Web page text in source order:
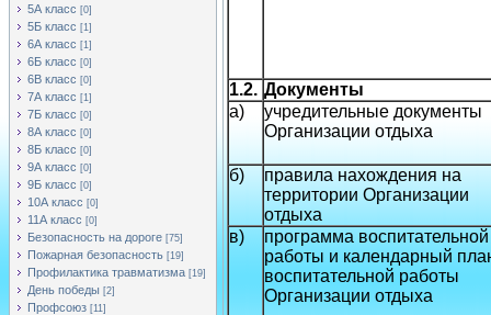
5А класс [0]
5Б класс [1]
6А класс [1]
6Б класс [0]
6В класс [0]
7А класс [1]
7Б класс [0]
8А класс [0]
8Б класс [0]
9А класс [0]
9Б класс [0]
10А класс [0]
11А класс [0]
Безопасность на дороге [75]
Пожарная безопасность [19]
Профилактика травматизма [19]
День победы [2]
Профсоюз [11]
1.2. Документы
а)
учредительные документы
Организации отдыха
б)
правила нахождения на
территории Организации
отдыха
в)
программа воспитательной
работы и календарный
воспитательной работы
Организации отдыха